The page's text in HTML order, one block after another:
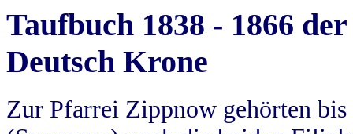
Taufbuch 1838 - 1866
Deutsch Krone
Zur Pfarrei Zippnow gehörten